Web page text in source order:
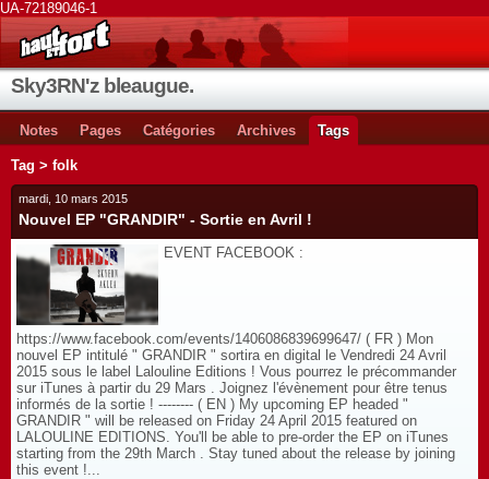
UA-72189046-1
Sky3RN'z bleaugue.
Notes Pages Catégories Archives Tags
Tag > folk
mardi, 10 mars 2015
Nouvel EP "GRANDIR" - Sortie en Avril !
EVENT FACEBOOK :
https://www.facebook.com/events/1406086839699647/ ( FR ) Mon
nouvel EP intitulé " GRANDIR " sortira en digital le Vendredi 24 Avril
2015 sous le label Lalouline Editions ! Vous pourrez le précommander
sur iTunes à partir du 29 Mars . Joignez l'évènement pour être tenus
informés de la sortie ! -------- ( EN ) My upcoming EP headed "
GRANDIR " will be released on Friday 24 April 2015 featured on
LALOULINE EDITIONS. You'll be able to pre-order the EP on iTunes
starting from the 29th March . Stay tuned about the release by joining
this event !...